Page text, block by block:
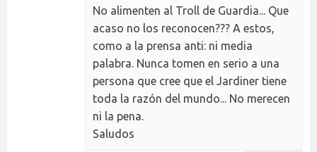
No alimenten al Troll de Guardia... Que
acaso no los reconocen??? A estos,
como a la prensa anti: ni media
palabra. Nunca tomen en serio a una
persona que cree que el Jardiner tiene
toda la razón del mundo... No merecen
ni la pena.
Saludos